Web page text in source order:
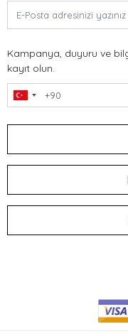
Kampanya, duyuru ve
kayıt olun.